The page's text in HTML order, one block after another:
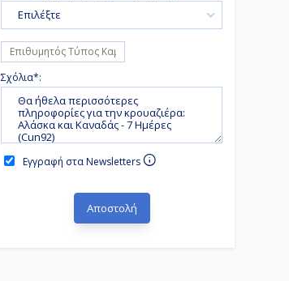
Επιλέξτε
Σχόλια*:
Εγγραφή στα Newsletters